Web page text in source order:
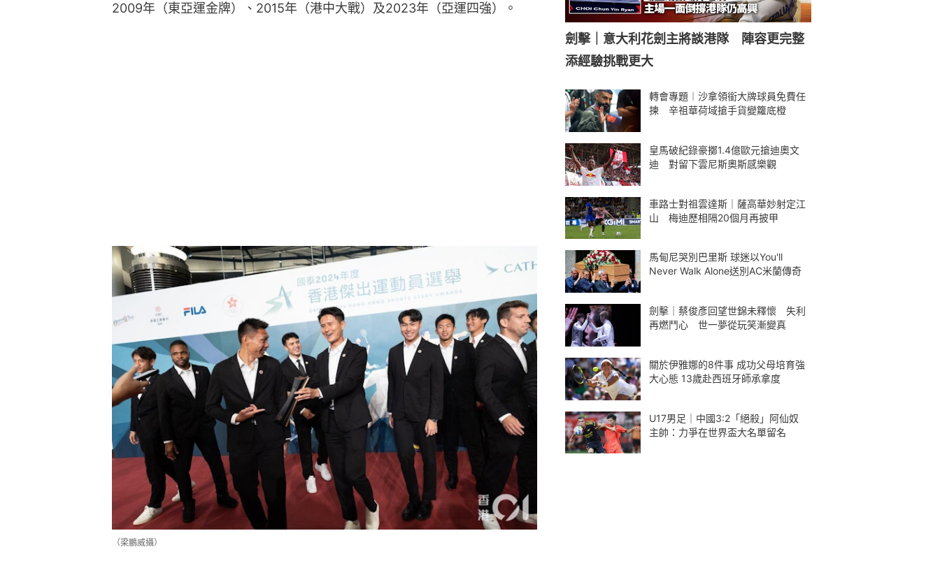
2009年（東亞運金牌）、2015年（港中大戰）及2023年（亞運四強）。
（梁鵬威攝）
劍擊｜意大利花劍主將談港隊 陣容更完整
添經驗挑戰更大
轉會專題︱沙拿領銜大牌球員免費任
揀 辛祖華荷域搶手貨變籮底橙
皇馬破紀錄豪擲1.4億歐元搶迪奧文
迪 對留下雲尼斯奧斯感樂觀
車路士對祖雲達斯｜薩高華妙射定江
山 梅迪歷相隔20個月再披甲
馬甸尼哭別巴里斯 球迷以You'll
Never Walk Alone送別AC米蘭傳奇
劍擊｜蔡俊彥回望世錦未釋懷 失利
再燃鬥心 世一夢從玩笑漸變真
關於伊雅娜的8件事 成功父母培育強
大心態 13歲赴西班牙師承拿度
U17男足｜中國3:2「絕殺」阿仙奴
主帥：力爭在世界盃大名單留名